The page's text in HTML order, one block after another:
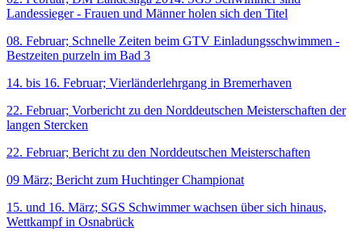
Landessieger - Frauen und Männer holen sich den Titel
08. Februar; Schnelle Zeiten beim GTV Einladungsschwimmen -
Bestzeiten purzeln im Bad 3
14. bis 16. Februar; Vierländerlehrgang in Bremerhaven
22. Februar; Vorbericht zu den Norddeutschen Meisterschaften der
langen Stercken
22. Februar; Bericht zu den Norddeutschen Meisterschaften
09 März; Bericht zum Huchtinger Championat
15. und 16. März; SGS Schwimmer wachsen über sich hinaus,
Wettkampf in Osnabrück